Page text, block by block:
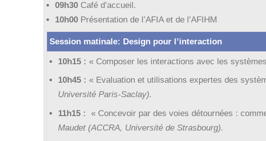
09h30 Café d’accueil.
10h00 Présentation de l’AFIA et de l’AFIHM
Session matinale: Design pour l’interaction
10h15 : « Composer les interactions avec les
10h45 : « Evaluation et utilisations expertes des
Université Paris-Saclay).
11h15 :
« Concevoir par des voies détournées :
Maudet (ACCRA, Université de Strasbourg).